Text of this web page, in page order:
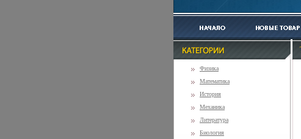
Физика
Математика
История
Механика
Литература
Биология